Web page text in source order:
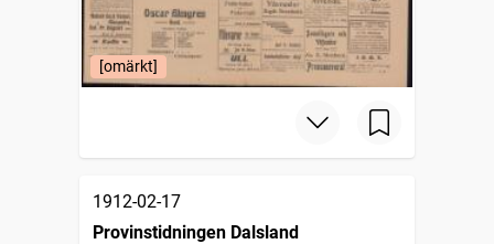
[omärkt]
1912-02-17
Provinstidningen Dalsland